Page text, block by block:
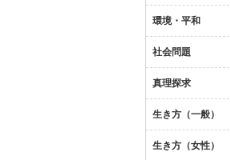
環境・平和
社会問題
真理探求
生き方（一般）
生き方（女性）